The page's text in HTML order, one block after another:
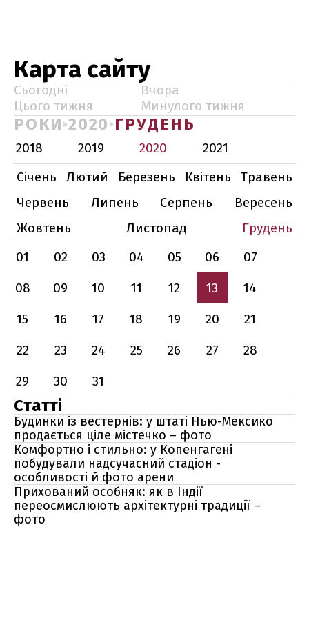
Карта сайту
Сьогодні
Вчора
Цього тижня
Минулого тижня
РОКИ 2020 ГРУДЕНЬ
2018 2019 2020
2021
Січень
Лютий Березень Квітень
Травень
Червень
Липень Серпень
Вересень
Жовтень
Листопад
Грудень
01
02 03 04 05 06
07
08
09 10 11 12 13
14
15
16 17 18 19 20
21
22
23 24 25 26 27
28
29
30 31
Статті
Будинки із вестернів: у штаті Нью-Мексико
продається ціле містечко – фото
Комфортно і стильно: у Копенгагені
побудували надсучасний стадіон -
особливості й фото арени
Прихований особняк: як в Індії
переосмислюють архітектурні традиції –
фото